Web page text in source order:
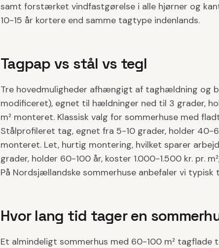
samt forstærket vindfastgørelse i alle hjørner og
10-15 år kortere end samme tagtype indenlands.
Tagpap vs stål vs tegl
Tre hovedmuligheder afhængigt af taghældning og
modificeret), egnet til hældninger ned til 3 grader,
m² monteret. Klassisk valg for sommerhuse med
Stålprofileret tag, egnet fra 5-10 grader, holder 40-
monteret. Let, hurtig montering, hvilket sparer
grader, holder 60-100 år, koster 1.000-1.500 kr. pr.
På Nordsjællandske sommerhuse anbefaler vi typisk
Hvor lang tid tager en
Et almindeligt sommerhus med 60-100 m²